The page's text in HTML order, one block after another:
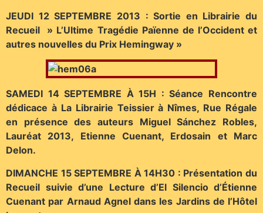
JEUDI 12 SEPTEMBRE 2013 : Sortie en Librairie du
Recueil » L’Ultime Tragédie Païenne de l’Occident et
autres nouvelles du Prix Hemingway »
SAMEDI 14 SEPTEMBRE À 15H : Séance Rencontre
dédicace à La Librairie Teissier à Nîmes, Rue Régale
en présence des auteurs Miguel Sánchez Robles,
Lauréat 2013, Etienne Cuenant, Erdosain et Marc
Delon.
DIMANCHE 15 SEPTEMBRE À 14H30 : Présentation du
Recueil suivie d’une Lecture d’El Silencio d’Étienne
Cuenant par Arnaud Agnel dans les Jardins de l’Hôtel